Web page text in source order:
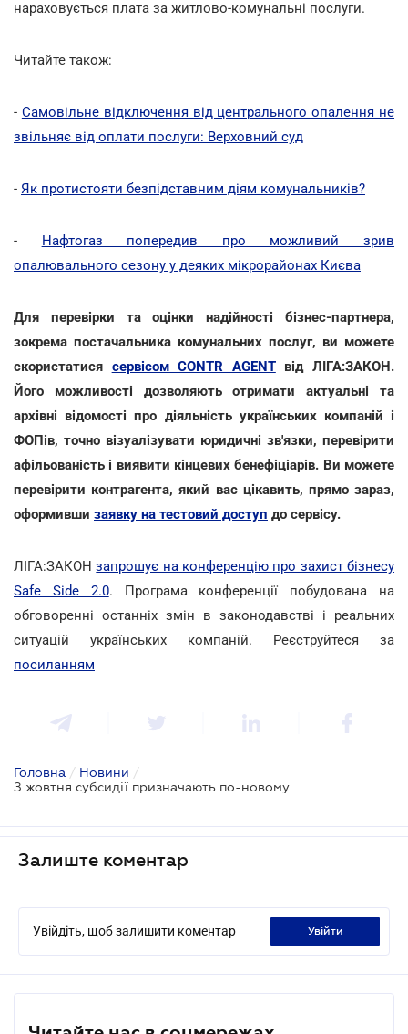
нараховується плата за житлово-комунальні послуги.
Читайте також:
- Самовільне відключення від центрального опалення не
звільняє від оплати послуги: Верховний суд
- Як протистояти безпідставним діям комунальників?
- Нафтогаз попередив про можливий зрив
опалювального сезону у деяких мікрорайонах Києва
Для перевірки та оцінки надійності бізнес-партнера,
зокрема постачальника комунальних послуг, ви можете
скористатися сервісом CONTR AGENTвід ЛІГА:ЗАКОН.
Його можливості дозволяють отримати актуальні та
архівні відомості про діяльність українських компаній і
ФОПів, точно візуалізувати юридичні зв'язки, перевірити
афільованість і виявити кінцевих бенефіціарів. Ви можете
перевірити контрагента, який вас цікавить, прямо зараз,
оформивши заявку на тестовий доступ до сервісу.
ЛІГА:ЗАКОНзапрошує на конференцію про захист бізнесу
Safe Side 2.0. Програма конференції побудована на
обговоренні останніх змін в законодавстві і реальних
ситуацій українських компаній. Реєструйтеся за
посиланням
Головна / Новини /
З жовтня субсидії призначають по-новому
Залиште коментар
Увійдіть, щоб залишити коментар увійти